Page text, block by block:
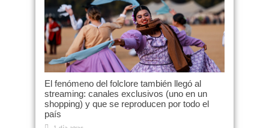
El fenómeno del folclore también llegó al
streaming: canales exclusivos (uno en un
shopping) y que se reproducen por todo el
país